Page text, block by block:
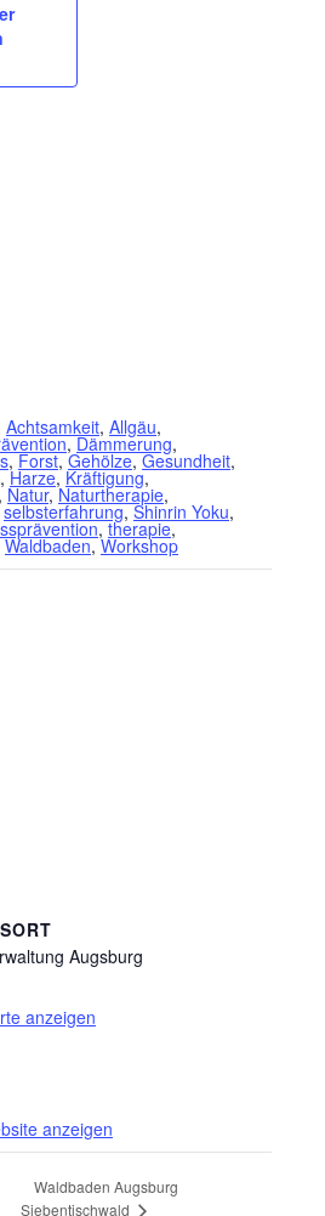
Achtsamkeit, Allgäu,
,Dämmerung,
,Forst,Gehölze,Gesundheit,
,Harze, Kräftigung,
Natur,Naturtherapie,
selbsterfahrung,Shinrin Yoku,
,therapie,
Waldbaden,Workshop
Augsburg
anzeigen
anzeigen
Waldbaden Augsburg
Siebentischwald